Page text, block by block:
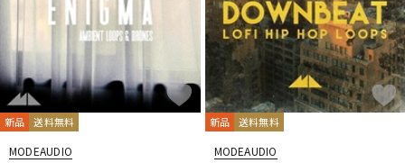
新品 送料無料
MODEAUDIO
新品 送料無料
MODEAUDIO